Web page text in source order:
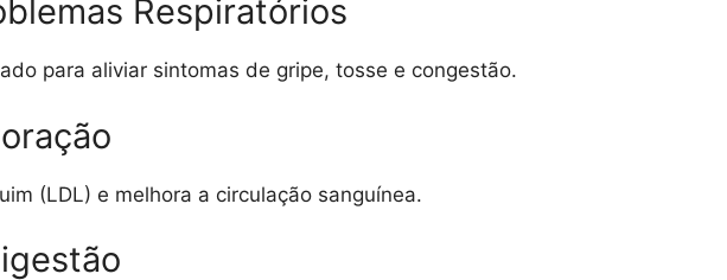
Respiratórios
para aliviar sintomas de gripe, tosse e congestão.
(LDL) e melhora a circulação sanguínea.